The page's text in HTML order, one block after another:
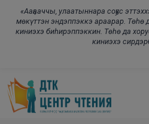
«Ааҕааччы, улаатыннара соҕус
мөкүттэн эндэппэккэ араарар. Төһө
киниэхэ биһирэппэккин. Төһө да
киниэхэ
Skip to main content